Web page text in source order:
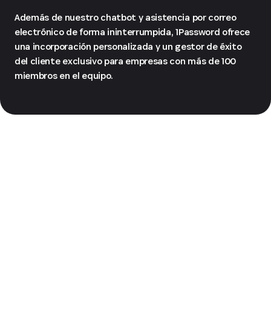
Además de nuestro chatbot y asistencia por correo
electrónico de forma ininterrumpida, 1Password ofrece
una incorporación personalizada y un gestor de éxito
del cliente exclusivo para empresas con más de 100
miembros en el equipo.